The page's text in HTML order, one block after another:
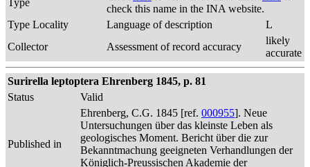
Type
check this name in the INA website.
Type Locality
Language of description
L
Collector
Assessment of record accuracy
likely
accurate
Surirella leptoptera Ehrenberg 1845, p. 81
Status
Valid
Published in
Ehrenberg, C.G. 1845 [ref. 000955]. Neue
Untersuchungen über das kleinste Leben als
geologisches Moment. Bericht über die zur
Bekanntmachung geeigneten Verhandlungen der
Königlich-Preussischen Akademie der